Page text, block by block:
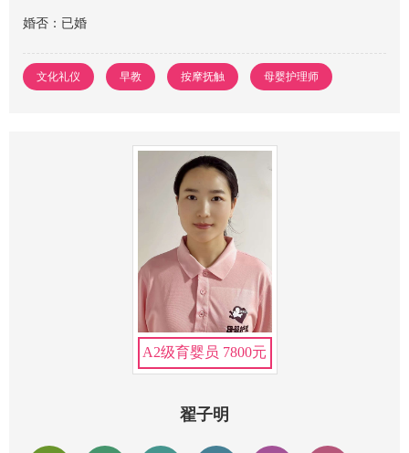
婚否：已婚
文化礼仪 早教 按摩抚触 母婴护理师
A2级育婴员 7800元
翟子明